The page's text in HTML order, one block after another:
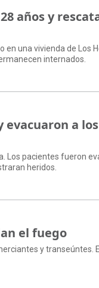
años y
en una vivienda de Los
internados.
evacuaron a los
Los pacientes fueron
heridos.
el fuego
y transeúntes.